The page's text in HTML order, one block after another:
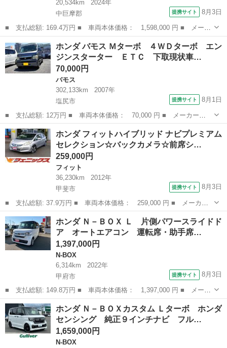
20,534km
2024年
中巨摩郡
提携サイト 8月3日
■ 支払総額: 169.4万円 ■ 車両本体価格： 1,598,000 円 ■ メーカ
ー名： ホンダ ■ 車種名： Ｎ－ＢＯＸカスタム ■ グレード
名： ベースグレード 弊社下取り修復歴無しホンダセンシング衝突
軽減ブレーキ...
山梨 中巨摩郡 N-BOX
ホンダ バモス Ｍターボ ４ＷＤターボ エン
ジンスターター ＥＴＣ 下取現状車…
70,000円
バモス
302,133km
2007年
塩尻市
提携サイト 8月1日
■ 支払総額: 12万円 ■ 車両本体価格： 70,000 円 ■ メーカー
名： ホンダ ■ 車種名： バモス ■ グレード名： Ｍターボ ４
ＷＤターボ エンジンスターター ＥＴＣ 下取現状車 乗って帰れ
ます。 ■ 排気量...
長野 塩尻市 バモス
ホンダ フィットハイブリッド ナビプレミアム
セレクション☆バックカメラ☆前席シ…
259,000円
フィット
36,230km
2012年
甲斐市
提携サイト 8月3日
■ 支払総額: 37.9万円 ■ 車両本体価格： 259,000 円 ■ メーカー
名： ホンダ ■ 車種名： フィットハイブリッド ■ グレード
名： ナビプレミアムセレクション☆バックカメラ☆前席シートヒー
ター インターナ...
山梨 甲斐市 フィット
ホンダ Ｎ－ＢＯＸ Ｌ 片側パワースライドド
ア オートエアコン 運転席・助手席…
1,397,000円
N-BOX
6,314km
2022年
甲府市
提携サイト 8月3日
■ 支払総額: 149.8万円 ■ 車両本体価格： 1,397,000 円 ■ メーカ
ー名： ホンダ ■ 車種名： Ｎ－ＢＯＸ ■ グレード名： Ｌ 片
側パワースライドドア オートエアコン 運転席・助手席シートヒー
ター搭載...
山梨 甲府市 N-BOX
ホンダ Ｎ－ＢＯＸカスタム Ｌターボ ホンダ
センシング 純正９インチナビ フル…
1,659,000円
N-BOX